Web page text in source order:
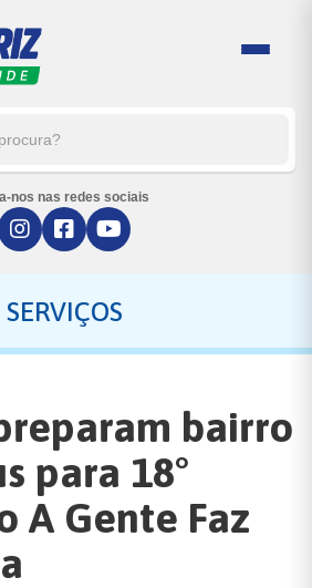
nos nas redes sociais
SERVIÇOS
bairro
para 18°
A Gente Faz